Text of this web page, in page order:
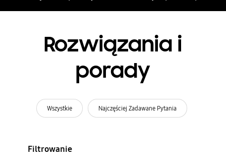
Rozwiązania i
porady
Wszystkie Najczęściej Zadawane Pytania
Filtrowanie